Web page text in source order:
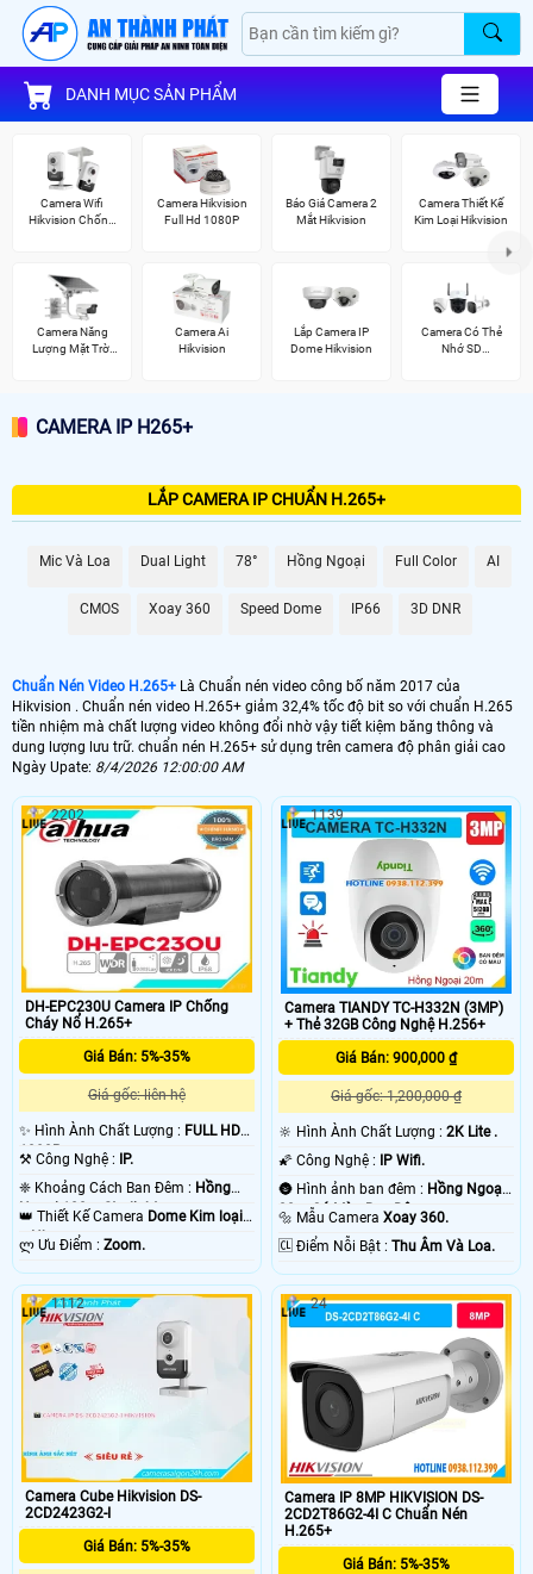
DANH MỤC SẢN PHẨM
Camera Wifi
Hikvision Chống
Camera Hikvision
Full Hd 1080P
Báo Giá Camera 2
Mắt Hikvision
Camera Thiết Kế
Kim Loại Hikvision
Camera Năng
Lượng Mặt Trời
Camera Ai
Hikvision
Lắp Camera IP
Dome Hikvision
Camera Có Thẻ
Nhớ SD
CAMERA IP H265+
LẮP CAMERA IP CHUẨN H.265+
Mic Và Loa Dual Light 78° Hồng Ngoại Full Color AI
CMOS Xoay 360 Speed Dome IP66 3D DNR
Chuẩn Nén Video H.265+ Là Chuẩn nén video công bố năm 2017 của
Hikvision . Chuẩn nén video H.265+ giảm 32,4% tốc độ bit so với chuẩn H.265
tiền nhiệm mà chất lượng video không đổi nhờ vậy tiết kiệm băng thông và
dung lượng lưu trữ. chuẩn nén H.265+ sử dụng trên camera độ phân giải cao
Ngày Upate: 8/4/2026 12:00:00 AM
DH-EPC230U Camera IP Chống
Cháy Nổ H.265+
Giá Bán: 5%-35%
Giá gốc: liên hệ
✨ Hình Ành Chất Lượng : FULL HD
1080P .
⚒ Công Nghệ :
IP.
❈ Khoảng Cách Ban Đêm : Hồng
Ngoại 100m Starlight.
👑 Thiết Kế Camera Dome Kim loại
+ Nhựa.
️ლ Ưu Điểm : Zoom.
2202
Camera TIANDY TC-H332N (3MP)
+ Thẻ 32GB Công Nghệ H.256+
Giá Bán: 900,000 ₫
Giá gốc: 1,200,000 ₫
🔆 Hình Ành Chất Lượng :2K Lite .
🌠 Công Nghệ :
IP Wifi.
🌚 Hình ảnh ban đêm : Hồng Ngoại
20m Có Màu Ban Ðêm.
🔩 Mẫu CameraXoay 360.
️🆑 Điểm Nỗi Bật :Thu Âm Và Loa.
1139
Camera Cube Hikvision DS-
2CD2423G2-I
Giá Bán: 5%-35%
1112
Camera IP 8MP HIKVISION DS-
2CD2T86G2-4I C Chuẩn Nén
H.265+
Giá Bán: 5%-35%
24